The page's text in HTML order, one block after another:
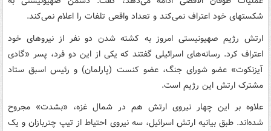
شکستهای خود اعتراف نمی‌کند و تعداد واقعی تلفات را اعلام نمی‌کند.
ارتش رژیم صهیونیستی امروز به کشته شدن دو نفر از نیروهای خود
اعتراف کرد. رسانه‌های اسرائیلی گفتند که یکی از این دو فرد، پسر «گادی
آیزنکوت» عضو شورای جنگ، عضو کنست (پارلمان) و رئیس اسبق ستاد
مشترک ارتش این رژیم است.
علاوه بر این چهار نیروی ارتش هم در شمال غزه، «بشدت» مجروح
شده‌اند. طبق بیانیه ارتش اسرائیل، سه نیروی احتیاط از تیپ چتربازان و یک